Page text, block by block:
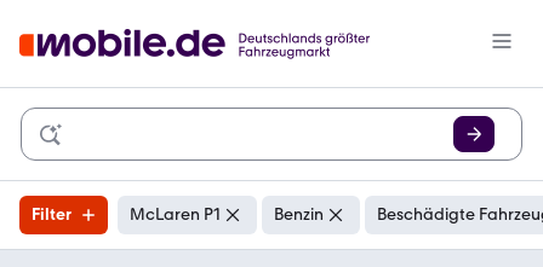
Filter McLaren P1 Benzin Beschädigte